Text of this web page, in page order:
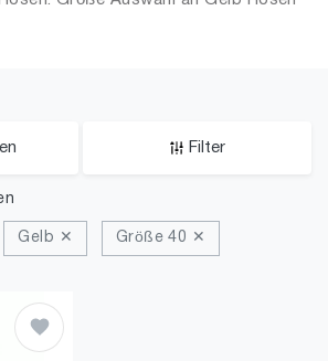
Trends aus 2026 für Frauen!
Filter
Gelb ✕ Größe 40 ✕